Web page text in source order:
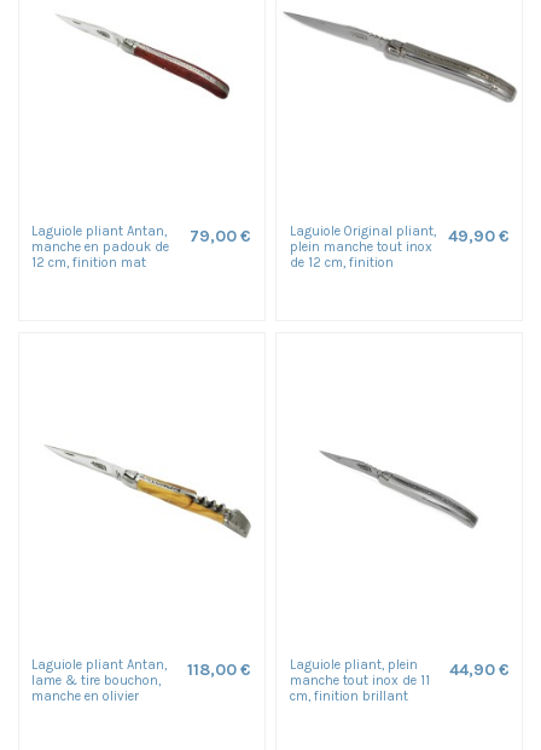
Laguiole pliant Antan,
manche en padouk de
12 cm, finition mat
79,00 €
Laguiole Original pliant,
plein manche tout inox
de 12 cm, finition
49,90 €
Laguiole pliant Antan,
lame & tire bouchon,
manche en olivier
118,00 €
Laguiole pliant, plein
manche tout inox de 11
cm, finition brillant
44,90 €